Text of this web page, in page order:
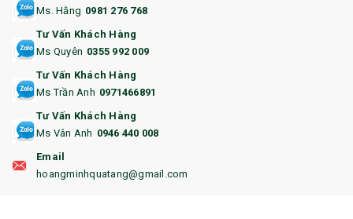
14. HỘP/VÍ ĐỰNG NAMECARD
15. BỘ BẤM MÓNG
16. BAO HỘ CHIẾU
18. ẤM CHÉN QUÀ TẶNG
19. ĐỒNG HỒ TREO TƯỜNG
Ms. Hằng 0981 276 768
Tư Vấn Khách Hàng
Ms Quyên 0355 992 009
Tư Vấn Khách Hàng
Ms Trần Anh 0971466891
Tư Vấn Khách Hàng
Ms Vân Anh 0946 440 008
Email
hoangminhquatang@gmail.com